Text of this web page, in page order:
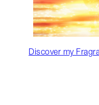
Discover my